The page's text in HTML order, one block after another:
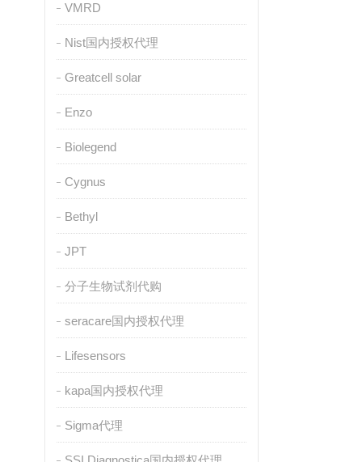
VMRD
Nist国内授权代理
Greatcell solar
Enzo
Biolegend
Cygnus
Bethyl
JPT
分子生物试剂代购
seracare国内授权代理
Lifesensors
kapa国内授权代理
Sigma代理